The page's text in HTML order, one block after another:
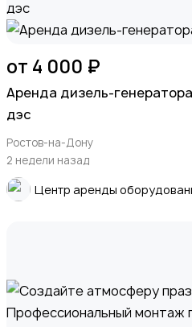
Хобби и развлечения
от 4 000 ₽
Apeндa дизель-
дэc
Ростов-на-Дону
2 недели назад
Центр аренды